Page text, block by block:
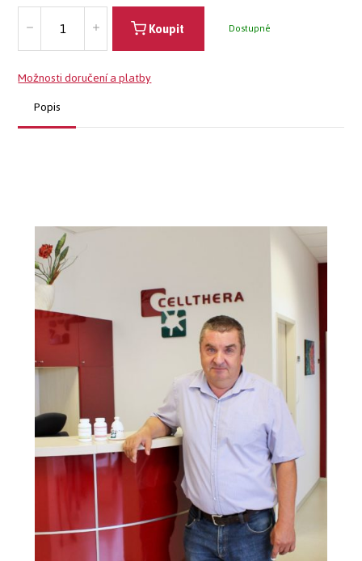
Koupit Dostupné
Možnosti doručení a platby
Popis